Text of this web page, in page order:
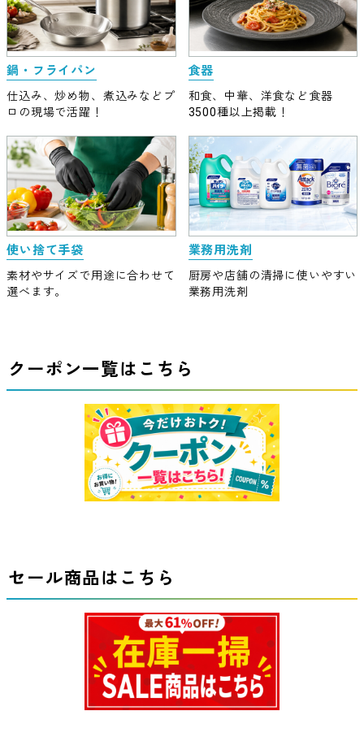
鍋・フライパン
仕込み、炒め物、煮込みなどプ
ロの現場で活躍！
食器
和食、中華、洋食など食器
3500種以上掲載！
使い捨て手袋
素材やサイズで用途に合わせて
選べます。
業務用洗剤
厨房や店舗の清掃に使いやすい
業務用洗剤
クーポン一覧はこちら
セール商品はこちら